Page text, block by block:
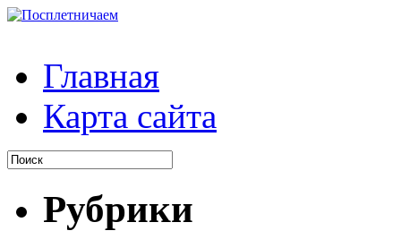
Главная
Карта сайта
Рубрики